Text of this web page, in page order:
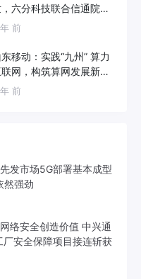
六分科技联合信通院发
费服务
前
移动：实践“九州” 算力
网，构筑算网发展新底
前
发市场5G部署基本成型
然强劲
络安全创造价值 中兴通
安全保障项目接连斩获